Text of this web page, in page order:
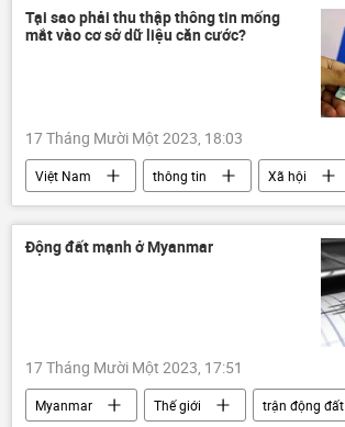
Vấn đề hạt nhân
Tại sao phải thu thập thông tin mống
mắt vào cơ sở dữ liệu căn cước?
17 Tháng Mười Một 2023, 18:03
Việt Nam thông tin
Xã hội
Pháp luật
Chính trị
Động đất mạnh ở Myanmar
17 Tháng Mười Một 2023, 17:51
Myanmar Thế giới
trận động đất